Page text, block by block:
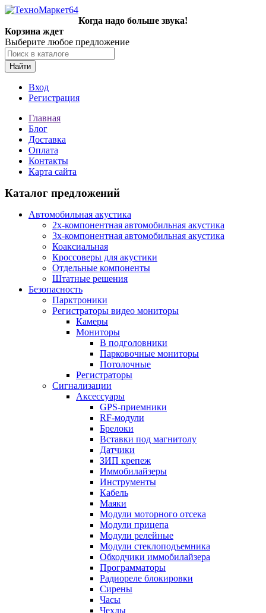
Когда надо больше звука!
Корзина ждет
Выберите любое предложение
Найти
Вход
Регистрация
Главная
Блог
Доставка
Оплата
Контакты
Карта сайта
Каталог предложений
Автомобильная акустика
2х-компонентная автомобильная акустика
3х-компонентная автомобильная акустика
Коаксиальная
Кроссоверы для акустики
Отдельные компоненты
Штатные решения
Безопасность
Парктроники
Регистраторы видео мониторы
Камеры
Мониторы
В подголовники
Парковочные мониторы
Потолочные
Регистраторы
Сигнализации
Аксессуары
GPS-приемники
RF-модули
Брелоки
Вставки под магнитолу
Датчики
ЗИП крепеж
Иммобилайзеры
Инструменты
Кабель
Маяки
Модули моторного отсека
Модули прицепа
Модули релейные
Модули стеклоподъемника
Обходчики иммобилайзера
Программаторы
Радиореле блокировки
Сирены
Часы
Чехлы